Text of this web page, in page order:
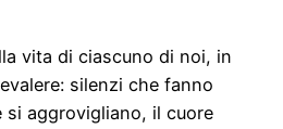
vita di ciascuno di noi, in
silenzi che fanno
si aggrovigliano, il cuore